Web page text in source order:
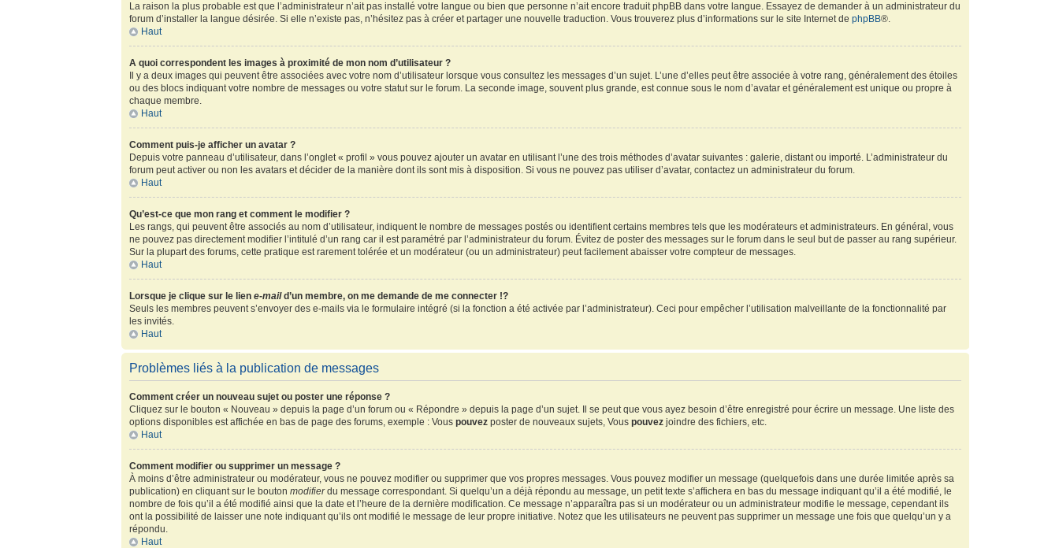
La raison la plus probable est que l’administrateur n’ait pas installé votre langue ou bien que personne n’ait encore traduit phpBB dans votre langue. Essayez de demander à un administrateur du
forum d’installer la langue désirée. Si elle n’existe pas, n’hésitez pas à créer et partager une nouvelle traduction. Vous trouverez plus d’informations sur le site Internet dephpBB®.
Haut
A quoi correspondent les images à proximité de mon nom d’utilisateur ?
Il y a deux images qui peuvent être associées avec votre nom d’utilisateur lorsque vous consultez les messages d’un sujet. L’une d’elles peut être associée à votre rang, généralement des étoiles
ou des blocs indiquant votre nombre de messages ou votre statut sur le forum. La seconde image, souvent plus grande, est connue sous le nom d’avatar et généralement est unique ou propre à
chaque membre.
Haut
Comment puis-je afficher un avatar ?
Depuis votre panneau d’utilisateur, dans l’onglet « profil » vous pouvez ajouter un avatar en utilisant l’une des trois méthodes d’avatar suivantes : galerie, distant ou importé. L’administrateur du
forum peut activer ou non les avatars et décider de la manière dont ils sont mis à disposition. Si vous ne pouvez pas utiliser d’avatar, contactez un administrateur du forum.
Haut
Qu’est-ce que mon rang et comment le modifier ?
Les rangs, qui peuvent être associés au nom d’utilisateur, indiquent le nombre de messages postés ou identifient certains membres tels que les modérateurs et administrateurs. En général, vous
ne pouvez pas directement modifier l’intitulé d’un rang car il est paramétré par l’administrateur du forum. Évitez de poster des messages sur le forum dans le seul but de passer au rang supérieur.
Sur la plupart des forums, cette pratique est rarement tolérée et un modérateur (ou un administrateur) peut facilement abaisser votre compteur de messages.
Haut
Lorsque je clique sur le liene-maild’un membre, on me demande de me connecter !?
Seuls les membres peuvent s’envoyer des e-mails via le formulaire intégré (si la fonction a été activée par l’administrateur). Ceci pour empêcher l’utilisation malveillante de la fonctionnalité par
les invités.
Haut
Problèmes liés à la publication de messages
Comment créer un nouveau sujet ou poster une réponse ?
Cliquez sur le bouton « Nouveau » depuis la page d’un forum ou « Répondre » depuis la page d’un sujet. Il se peut que vous ayez besoin d’être enregistré pour écrire un message. Une liste des
options disponibles est affichée en bas de page des forums, exemple : Vouspouvez poster de nouveaux sujets, Vouspouvez joindre des fichiers, etc.
Haut
Comment modifier ou supprimer un message ?
À moins d’être administrateur ou modérateur, vous ne pouvez modifier ou supprimer que vos propres messages. Vous pouvez modifier un message (quelquefois dans une durée limitée après sa
publication) en cliquant sur le boutonmodifierdu message correspondant. Si quelqu’un a déjà répondu au message, un petit texte s’affichera en bas du message indiquant qu’il a été modifié, le
nombre de fois qu’il a été modifié ainsi que la date et l’heure de la dernière modification. Ce message n’apparaîtra pas si un modérateur ou un administrateur modifie le message, cependant ils
ont la possibilité de laisser une note indiquant qu’ils ont modifié le message de leur propre initiative. Notez que les utilisateurs ne peuvent pas supprimer un message une fois que quelqu’un y a
répondu.
Haut